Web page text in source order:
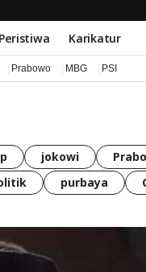
Peristiwa Karikatur
Prabowo MBG PSI
jokowi
purbaya